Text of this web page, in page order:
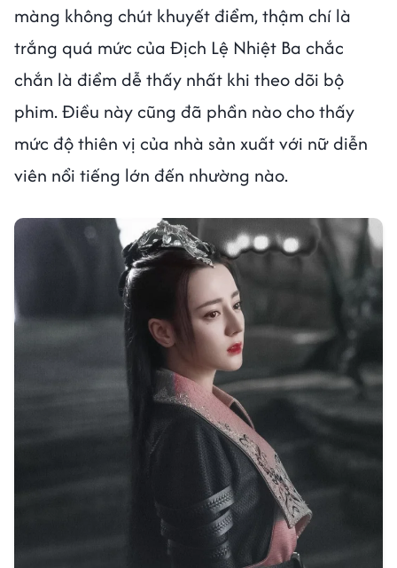
màng không chút khuyết điểm, thậm chí là
trắng quá mức của Địch Lệ Nhiệt Ba chắc
chắn là điểm dễ thấy nhất khi theo dõi bộ
phim. Điều này cũng đã phần nào cho thấy
mức độ thiên vị của nhà sản xuất với nữ diễn
viên nổi tiếng lớn đến nhường nào.